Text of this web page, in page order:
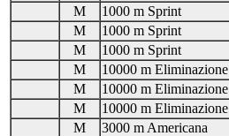
M
1000 m Sprint
M
1000 m Sprint
M
1000 m Sprint
M
10000 m Eliminazione
M
10000 m Eliminazione
M
10000 m Eliminazione
M
3000 m Americana